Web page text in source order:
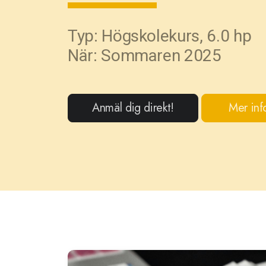
Typ: Högskolekurs, 6.0 hp
När: Sommaren 2025
Anmäl dig direkt! Mer